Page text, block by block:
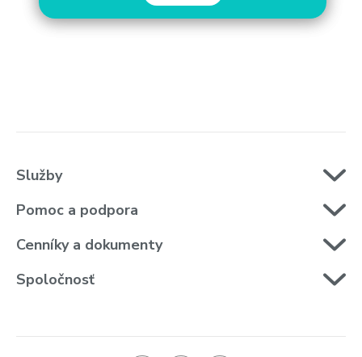
Služby
Pomoc a podpora
Cenníky a dokumenty
Spoločnosť